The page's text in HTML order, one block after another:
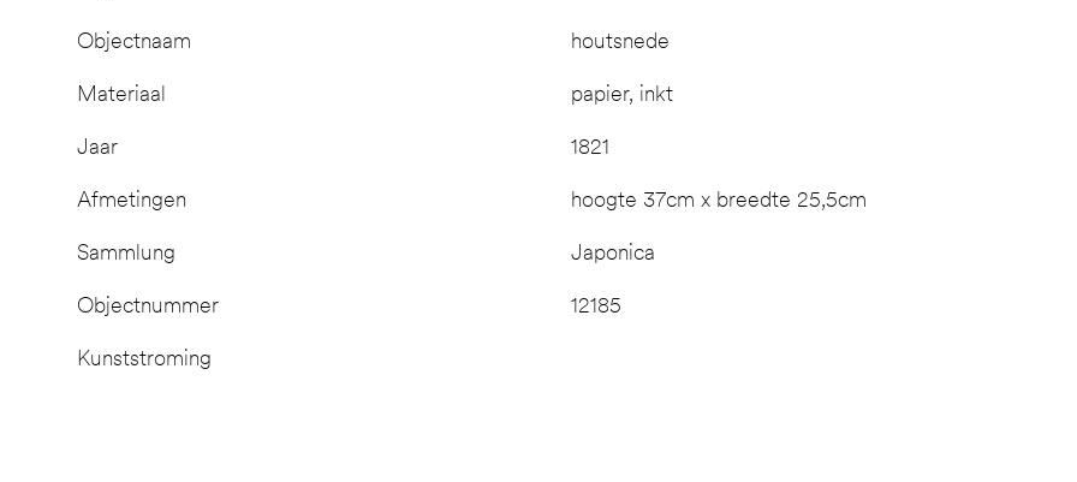
Objectnaam houtsnede
Materiaal papier, inkt
Jaar 1821
Afmetingen hoogte 37cm x breedte 25,5cm
Sammlung Japonica
Objectnummer 12185
Kunststroming